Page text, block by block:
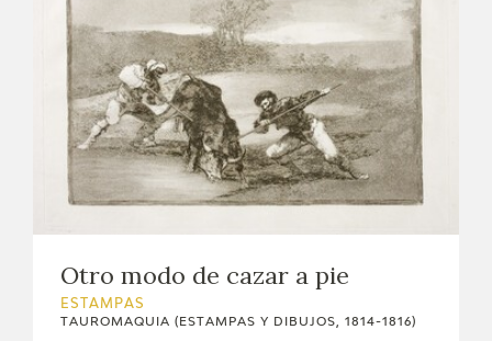
Otro modo de cazar a pie
ESTAMPAS
TAUROMAQUIA (ESTAMPAS Y DIBUJOS, 1814-1816)